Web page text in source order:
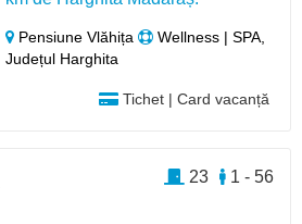
Pensiune Vlăhița
Wellness | SPA,
Județul Harghita
Tichet | Card vacanță
1 - 56
23